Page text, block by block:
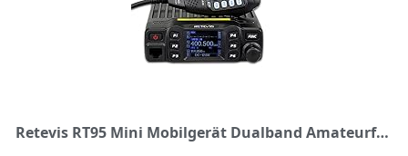
Retevis RT95 Mini Mobilgerät Dualband Amateurfunk Ham Radio 200 Kanäle 5W/15W/25W DTMF 5Tone Walkie Talkie Auto-Transceiver (Schwarz)